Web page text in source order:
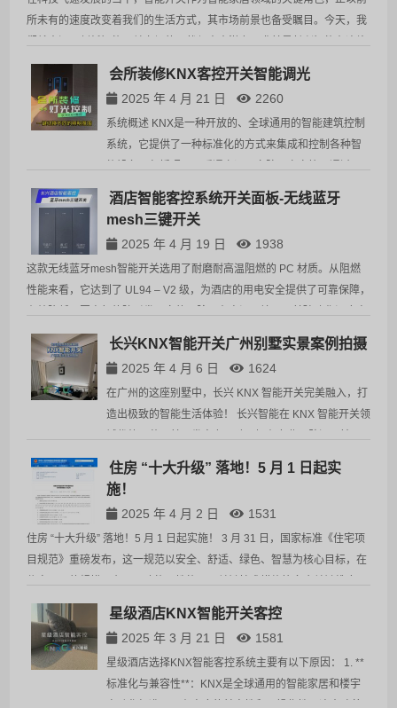
所未有的速度改变着我们的生活方式，其市场前景也备受瞩目。今天，我
广阔天地中的发展契机。市场规模持续攀升 近年来，全球智能…
会所装修KNX客控开关智能调光
2025 年 4 月 21 日 2260
系统概述 KNX是一种开放的、全球通用的智能建筑控制
系统，它提供了一种标准化的方式来集成和控制各种智
KNX客控开关智能调光系统，可以实现对舞台大厅灯光
的精确控制和灵活调节，满足不同场景下的照明需求。 –
酒店智能客控系统开关面板-无线蓝牙
mesh三键开关
2025 年 4 月 19 日 1938
这款无线蓝牙mesh智能开关选用了耐磨耐高温阻燃的 PC 材质。从阻燃
性能来看，它达到了 UL94 – V2 级，为酒店的用电安全提供了可靠保障，
达 150℃，耐热性极佳，即使在酒店长期使用且电器设备集中…
长兴KNX智能开关广州别墅实景案例拍摄
2025 年 4 月 6 日 1624
在广州的这座别墅中，长兴 KNX 智能开关完美融入，打
造出极致的智能生活体验！ 长兴智能在 KNX 智能开关领
KNX 技术，不断优化产品性能，确保产品始终走在行业
前沿。生产工艺精湛，严格遵循高标准生产流程，从
选…
住房 “十大升级” 落地！5 月 1 日起实
施！
2025 年 4 月 2 日 1531
住房 “十大升级” 落地！5 月 1 日起实施！ 3 月 31 日，国家标准《住宅项
目规范》重磅发布，这一规范以安全、舒适、绿色、智慧为核心目标，在
对住宅项目的建设、使用和维护进行了全面且细致的规定…
星级酒店KNX智能开关客控
2025 年 3 月 21 日 1581
星级酒店选择KNX智能客控系统主要有以下原因： 1. **
标准化与兼容性**：KNX是全球通用的智能家居和楼宇